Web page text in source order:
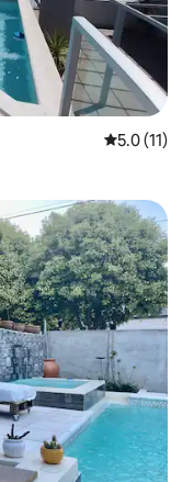
औसत रेटिंग 5
5.0 (11)